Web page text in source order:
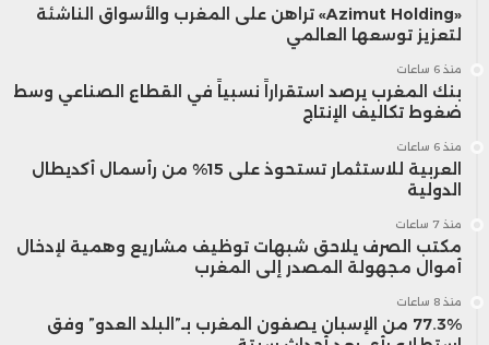
«Azimut Holding» تراهن على المغرب والأسواق الناشئة
لتعزيز توسعها العالمي
منذ 6 ساعات
بنك المغرب يرصد استقراراً نسبياً في القطاع الصناعي وسط
ضغوط تكاليف الإنتاج
منذ 6 ساعات
العربية للاستثمار تستحوذ على 15% من رأسمال أكديطال
الدولية
منذ 7 ساعات
مكتب الصرف يلاحق شبهات توظيف مشاريع وهمية لإدخال
أموال مجهولة المصدر إلى المغرب
منذ 8 ساعات
77.3% من الإسبان يصفون المغرب بـ”البلد العدو” وفق